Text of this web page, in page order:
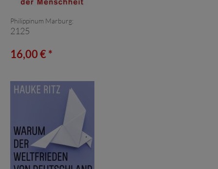
Philippinum Marburg:
2125
16,00 € *